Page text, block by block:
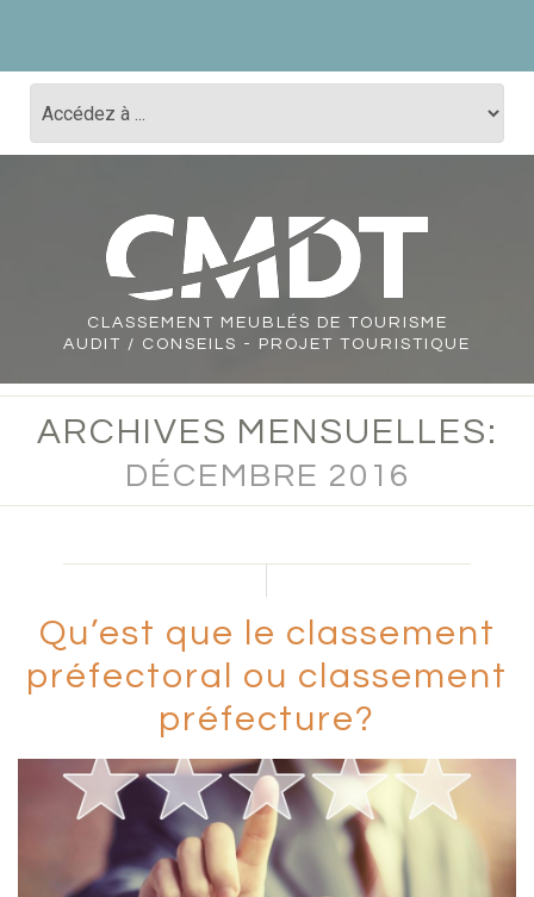
CLASSEMENT
MEUBLÉS DE TOURISME
AUDIT / CONSEILS - PROJET TOURISTIQUE
ARCHIVES MENSUELLES:
DÉCEMBRE 2016
Qu’est que le classement
préfectoral ou classement
préfecture?